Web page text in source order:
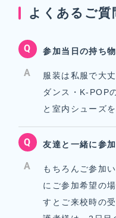
よくあるご質
Q 参加当日の持ち
A
服装は私服で大丈
ダンス・K-POP
と室内シューズ
Q 友達と一緒に参
A
もちろんご参加
にご参加希望の
すとご来校時の